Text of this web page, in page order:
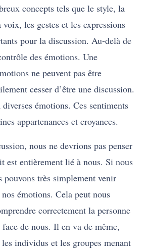
concepts tels que le style, la
les gestes et les expressions
pour la discussion. Au-delà de
des émotions. Une
ne peuvent pas être
cesser d’être une discussion.
diverses émotions. Ces sentiments
appartenances et croyances.
nous ne devrions pas penser
est entièrement lié à nous. Si nous
pouvons très simplement venir
émotions. Cela peut nous
correctement la personne
face de nous. Il en va de même,
individus et les groupes menant